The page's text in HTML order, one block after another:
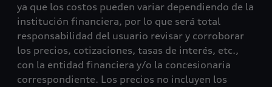
ya que los costos pueden variar dependiendo de la
institución financiera, por lo que será total
responsabilidad del usuario revisar y corroborar
los precios, cotizaciones, tasas de interés, etc.,
con la entidad financiera y/o la concesionaria
correspondiente. Los precios no incluyen los